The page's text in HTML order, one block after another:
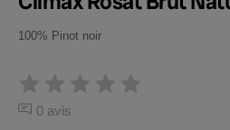
100% Pinot noir
0 avis